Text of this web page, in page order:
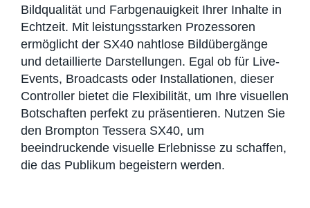
Bildqualität und Farbgenauigkeit Ihrer Inhalte in
Echtzeit. Mit leistungsstarken Prozessoren
ermöglicht der SX40 nahtlose Bildübergänge
und detaillierte Darstellungen. Egal ob für Live-
Events, Broadcasts oder Installationen, dieser
Controller bietet die Flexibilität, um Ihre visuellen
Botschaften perfekt zu präsentieren. Nutzen Sie
den Brompton Tessera SX40, um
beeindruckende visuelle Erlebnisse zu schaffen,
die das Publikum begeistern werden.